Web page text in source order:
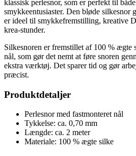
klassisk perlesnor, som er perfekt til
smykkeentusiaster. Den bløde silkesnor
er ideel til smykkefremstilling, kreative
krea-stunder.
Silkesnoren er fremstillet af 100 % ægte
nål, som gør det nemt at føre snoren
ekstra værktøj. Det sparer tid og gør
præcist.
Produktdetaljer
Perlesnor med fastmonteret nål
Tykkelse: ca. 0,70 mm
Længde: ca. 2 meter
Materiale: 100 % ægte silke